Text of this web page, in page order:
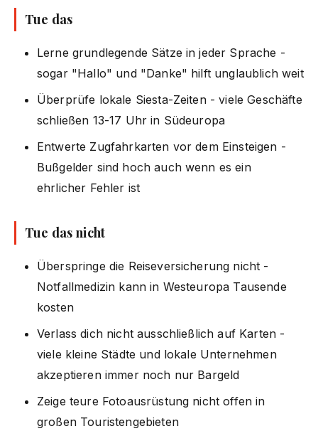
Tue das
Lerne grundlegende Sätze in jeder Sprache -
sogar "Hallo" und "Danke" hilft unglaublich weit
Überprüfe lokale Siesta-Zeiten - viele Geschäfte
schließen 13-17 Uhr in Südeuropa
Entwerte Zugfahrkarten vor dem Einsteigen -
Bußgelder sind hoch auch wenn es ein
ehrlicher Fehler ist
Tue das nicht
Überspringe die Reiseversicherung nicht -
Notfallmedizin kann in Westeuropa Tausende
kosten
Verlass dich nicht ausschließlich auf Karten -
viele kleine Städte und lokale Unternehmen
akzeptieren immer noch nur Bargeld
Zeige teure Fotoausrüstung nicht offen in
großen Touristengebieten